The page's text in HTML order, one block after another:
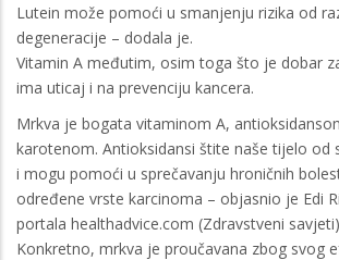
Lutein može pomoći u smanjenju rizika od
degeneracije – dodala je.
Vitamin A međutim, osim toga što je dobar
ima uticaj i na prevenciju kancera.
Mrkva je bogata vitaminom A,
karotenom. Antioksidansi štite naše tijelo od
i mogu pomoći u sprečavanju hroničnih
određene vrste karcinoma – objasnio je Edi
portala healthadvice.com (Zdravstveni
Konkretno, mrkva je proučavana zbog svog